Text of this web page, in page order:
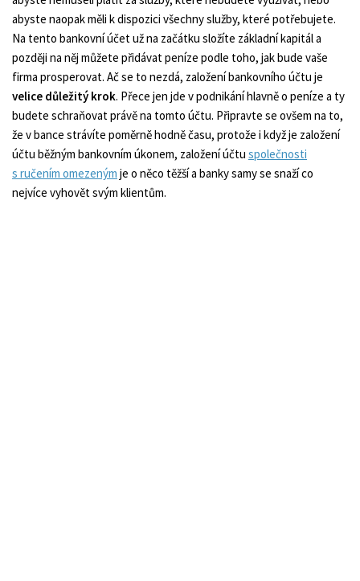
abyste naopak měli k dispozici všechny služby, které potřebujete.
Na tento bankovní účet už na začátku složíte základní kapitál a
později na něj můžete přidávat peníze podle toho, jak bude vaše
firma prosperovat. Ač se to nezdá, založení bankovního účtu je
velice důležitý krok. Přece jen jde v podnikání hlavně o peníze a ty
budete schraňovat právě na tomto účtu. Připravte se ovšem na to,
že v bance strávíte poměrně hodně času, protože i když je založení
účtu běžným bankovním úkonem, založení účtu společnosti
s ručením omezeným je o něco těžší a banky samy se snaží co
nejvíce vyhovět svým klientům.